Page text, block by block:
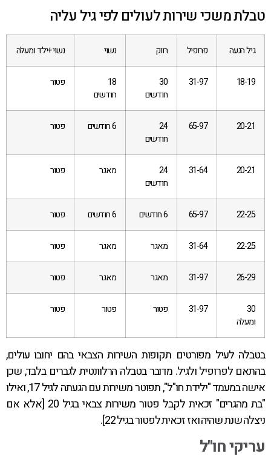
טבלת משכי שירות לעולים לפי גיל עליה
גיל הגעה פרופיל רווק נשוי נשוי +ילד ומעלה
18-19
31-97
30
חודשים
18
חודשים
פטור
20-21
65-97
24
חודשים
6 חודשים פטור
20-21
31-64
24
חודשים
מאגר פטור
22-25
65-97 6 חודשים 6 חודשים פטור
22-25
31-64 מאגר מאגר פטור
26-29
31-97 מאגר מאגר פטור
30
ומעלה
31-97 פטור פטור פטור
בטבלה לעיל מפורטים תקופות השירות הצבאי בהם יחובו עולים,
בהתאם לפרופיל ולגיל. מדובר בטבלה הרלוונטית לגברים בלבד, שכן
אישה במעמד "ילידת חו"ל", תפוטר משירות עם הגעתה לגיל 17, ואילו
"בת מהגרים" זכאית לקבל פטור משירות צבאי בגיל 20 [אלא אם
ניצלה שנת שהיה ואז זכאית לפטור בגיל 22].
עריקי חו"ל